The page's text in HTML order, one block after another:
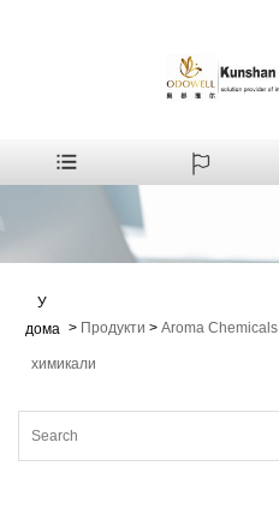
У
дома > Продукти > Aroma Chemicals
химикали